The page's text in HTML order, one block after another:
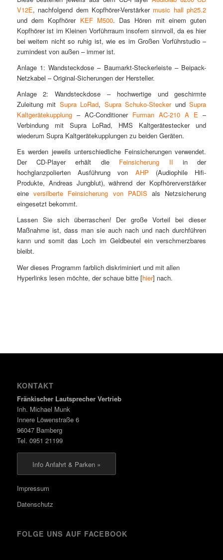
V12E, nachfolgend dem Kopfhörer-Verstärker music hall ph25.2
und dem Kopfhörer KEF M500. Das Hören mit einem guten
Kopfhörer ist im Kleinen Vorführraum insofern sinnvoll, da es hier
bei weitem nicht so ruhig ist, wie es im Großen Vorführstudio –
zumindest von außen – immer ist.
Anlage 1: Wandsteckdose – Baumarkt-Steckerleiste – Beipack-
Netzkabel – Original-Sicherungen der Hersteller.
Anlage 2: Wandsteckdose – hochwertige und geschirmte
Zuleitung mit Supra LoRad, Supra Schuko-SteckerundSupra
Kaltgerätekupplung– AC-Conditioner Furman AC-210 A E –
Verbindung mit Supra LoRad, HMS Kaltgerätestecker und
wiederum Supra Kaltgerätekupplungen zu beiden Geräten.
Es werden jeweils unterschiedliche Feinsicherungen verwendet.
Der CD-Player erhält die Feinsicherung II in der
hochglanzpolierten Ausführung von AHP (Audiophile Hifi-
Produkte, Andreas Jungblut), während der Kopfhörerverstärker
eine versilberte Feinsicherung von PADIS als Netzsicherung
eingesetzt bekommt.
Lassen Sie sich überraschen! Der große Vorteil bei dieser
Maßnahme ist, dass man sie auch nach und nach durchführen
kann und somit das Loch im Geldbeutel ein verschmerzbares
bleibt.
Wer dieses Programm farblich diskriminiert und mit allen
Hyperlinks lesen möchte, der schaue bitte [hier] nach.
KONTAKT
Fränkischer Lautsprecher Vertrieb
Inh. Michael Munk
Innere Löwenstraße 6
96047 Bamberg
Tel. 0951 21199
Info Anfahrt & Parken »
Impressum
Datenschutz
FOLGE UNS AUF FACEBOOK